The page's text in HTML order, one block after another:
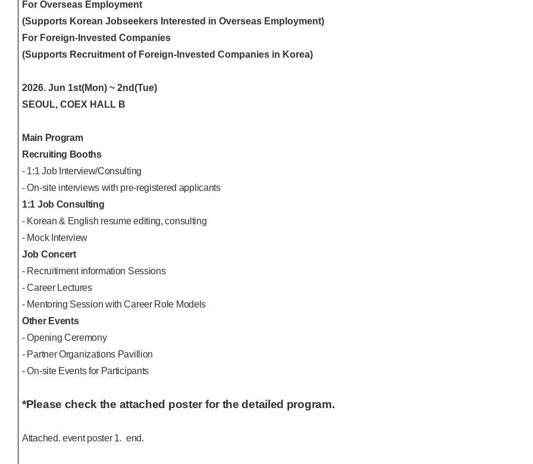
For Overseas Employment
(Supports Korean Jobseekers Interested in Overseas Employment)
For Foreign-Invested Companies
(Supports Recruitment of Foreign-Invested Companies in Korea)
2026. Jun 1st(Mon) ~ 2nd(Tue)
SEOUL, COEX HALL B
Main Program
Recruiting Booths
- 1:1 Job Interview/Consulting
- On-site interviews with pre-registered applicants
1:1 Job Consulting
- Korean & English resume editing, consulting
- Mock Interview
Job Concert
- Recruitiment information Sessions
- Career Lectures
- Mentoring Session with Career Role Models
Other Events
- Opening Ceremony
- Partner Organizations Pavillion
- On-site Events for Participants
*Please check the attached poster for the detailed program.
Attached. event poster 1. end.